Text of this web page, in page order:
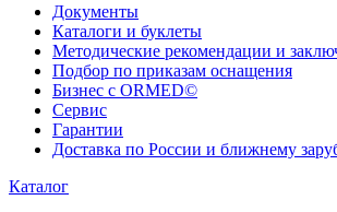
Документы
Каталоги и буклеты
Методические рекомендации и
Подбор по приказам оснащения
Бизнес с ORMED©
Сервис
Гарантии
Доставка по России и ближнему
Каталог